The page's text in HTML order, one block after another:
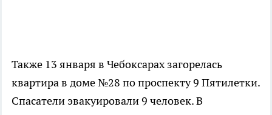
Также 13 января в Чебоксарах загорелась
квартира в доме №28 по проспекту 9 Пятилетки.
Спасатели эвакуировали 9 человек. В